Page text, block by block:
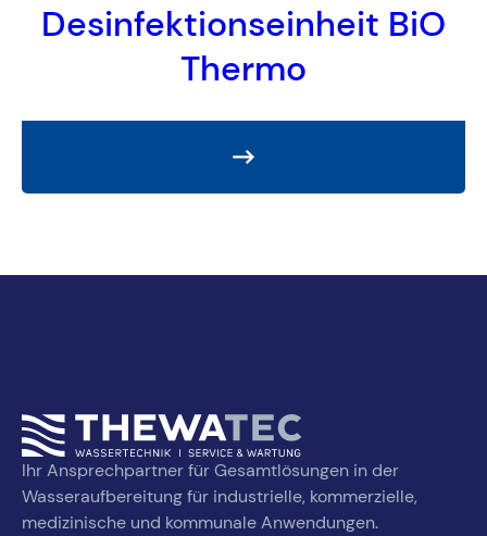
Desinfektionseinheit BiO
Thermo
Ihr Ansprechpartner für Gesamtlösungen in der
Wasseraufbereitung für industrielle, kommerzielle,
medizinische und kommunale Anwendungen.